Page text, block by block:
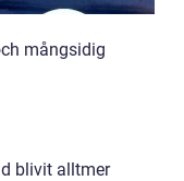
mångsidig
blivit alltmer